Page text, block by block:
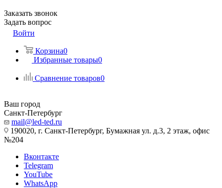
Заказать звонок
Задать вопрос
Войти
Корзина0
Избранные товары0
Сравнение товаров0
Ваш город
Санкт-Петербург
mail@led-ted.ru
190020, г. Санкт-Петербург, Бумажная ул. д.3, 2 этаж, офис
№204
Вконтакте
Telegram
YouTube
WhatsApp